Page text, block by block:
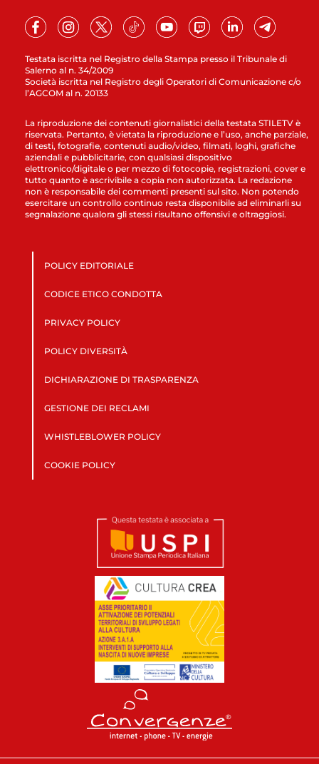
Testata iscritta nel Registro della Stampa presso il Tribunale di
Salerno al n. 34/2009
Società iscritta nel Registro degli Operatori di Comunicazione c/o
l’AGCOM al n. 20133
La riproduzione dei contenuti giornalistici della testata STILETV è
riservata. Pertanto, è vietata la riproduzione e l’uso, anche parziale,
di testi, fotografie, contenuti audio/video, filmati, loghi, grafiche
aziendali e pubblicitarie, con qualsiasi dispositivo
elettronico/digitale o per mezzo di fotocopie, registrazioni, cover e
tutto quanto è ascrivibile a copia non autorizzata. La redazione
non è responsabile dei commenti presenti sul sito. Non potendo
esercitare un controllo continuo resta disponibile ad eliminarli su
segnalazione qualora gli stessi risultano offensivi e oltraggiosi.
POLICY EDITORIALE
CODICE ETICO CONDOTTA
PRIVACY POLICY
POLICY DIVERSITÀ
DICHIARAZIONE DI TRASPARENZA
GESTIONE DEI RECLAMI
WHISTLEBLOWER POLICY
COOKIE POLICY